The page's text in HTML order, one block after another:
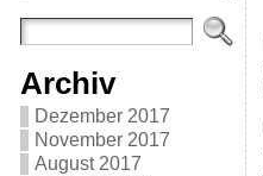
Archiv
Dezember 2017
November 2017
August 2017